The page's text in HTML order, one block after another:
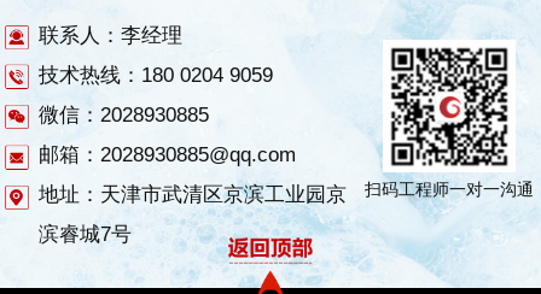
联系人：李经理
技术热线：180 0204 9059
微信：2028930885
邮箱：2028930885@qq.com
地址：天津市武清区京滨工业园京
滨睿城7号
扫码工程师一对一沟通